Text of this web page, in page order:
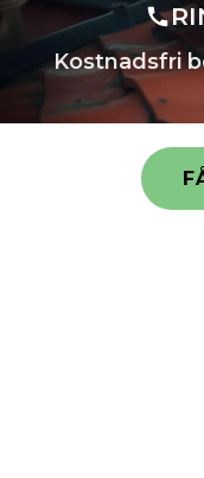
Kostnadsfri